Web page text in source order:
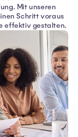
Mit unseren
Schritt voraus
effektiv gestalten.